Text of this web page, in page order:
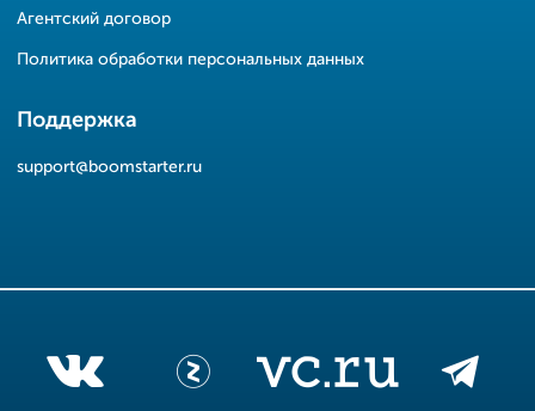
Агентский договор
Политика обработки персональных данных
Поддержка
support@boomstarter.ru